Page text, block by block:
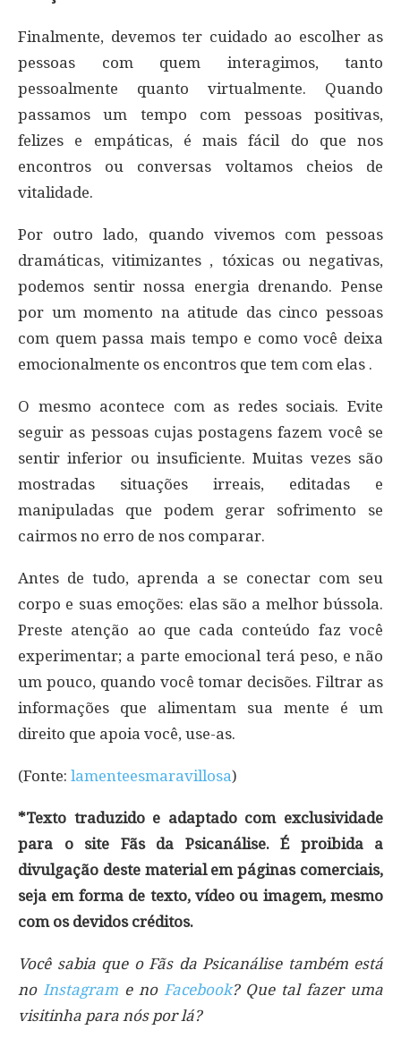
Finalmente, devemos ter cuidado ao escolher as
pessoas com quem interagimos, tanto
pessoalmente quanto virtualmente. Quando
passamos um tempo com pessoas positivas,
felizes e empáticas, é mais fácil do que nos
encontros ou conversas voltamos cheios de
vitalidade.
Por outro lado, quando vivemos com pessoas
dramáticas, vitimizantes , tóxicas ou negativas,
podemos sentir nossa energia drenando. Pense
por um momento na atitude das cinco pessoas
com quem passa mais tempo e como você deixa
emocionalmente os encontros que tem com elas .
O mesmo acontece com as redes sociais. Evite
seguir as pessoas cujas postagens fazem você se
sentir inferior ou insuficiente. Muitas vezes são
mostradas situações irreais, editadas e
manipuladas que podem gerar sofrimento se
cairmos no erro de nos comparar.
Antes de tudo, aprenda a se conectar com seu
corpo e suas emoções: elas são a melhor bússola.
Preste atenção ao que cada conteúdo faz você
experimentar; a parte emocional terá peso, e não
um pouco, quando você tomar decisões. Filtrar as
informações que alimentam sua mente é um
direito que apoia você, use-as.
(Fonte: lamenteesmaravillosa)
*Texto traduzido e adaptado com exclusividade
para o site Fãs da Psicanálise. É proibida a
divulgação deste material em páginas comerciais,
seja em forma de texto, vídeo ou imagem, mesmo
com os devidos créditos.
Você sabia que o Fãs da Psicanálise também está
no Instagrame no Facebook? Que tal fazer uma
visitinha para nós por lá?